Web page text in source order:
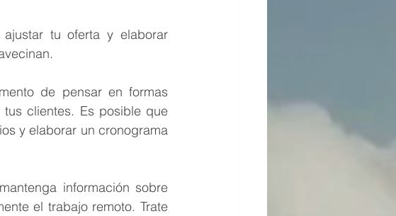
tu oferta y elaborar
de pensar en formas
clientes. Es posible que
y elaborar un cronograma
información sobre
el trabajo remoto. Trate